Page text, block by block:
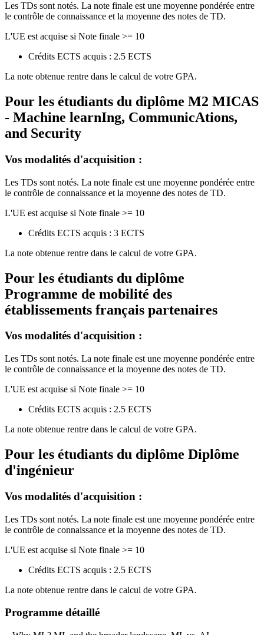
Les TDs sont notés. La note finale est une moyenne pondérée entre
le contrôle de connaissance et la moyenne des notes de TD.
L'UE est acquise si Note finale >= 10
Crédits ECTS acquis : 2.5 ECTS
La note obtenue rentre dans le calcul de votre GPA.
Pour les étudiants du diplôme M2 MICAS
- Machine learnIng, CommunicAtions,
and Security
Vos modalités d'acquisition :
Les TDs sont notés. La note finale est une moyenne pondérée entre
le contrôle de connaissance et la moyenne des notes de TD.
L'UE est acquise si Note finale >= 10
Crédits ECTS acquis : 3 ECTS
La note obtenue rentre dans le calcul de votre GPA.
Pour les étudiants du diplôme
Programme de mobilité des
établissements français partenaires
Vos modalités d'acquisition :
Les TDs sont notés. La note finale est une moyenne pondérée entre
le contrôle de connaissance et la moyenne des notes de TD.
L'UE est acquise si Note finale >= 10
Crédits ECTS acquis : 2.5 ECTS
La note obtenue rentre dans le calcul de votre GPA.
Pour les étudiants du diplôme Diplôme
d'ingénieur
Vos modalités d'acquisition :
Les TDs sont notés. La note finale est une moyenne pondérée entre
le contrôle de connaissance et la moyenne des notes de TD.
L'UE est acquise si Note finale >= 10
Crédits ECTS acquis : 2.5 ECTS
La note obtenue rentre dans le calcul de votre GPA.
Programme détaillé